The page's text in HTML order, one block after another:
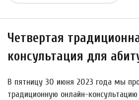
Четвертая
консультация для
В пятницу 30 июня 2023 года мы
традиционную онлайн-